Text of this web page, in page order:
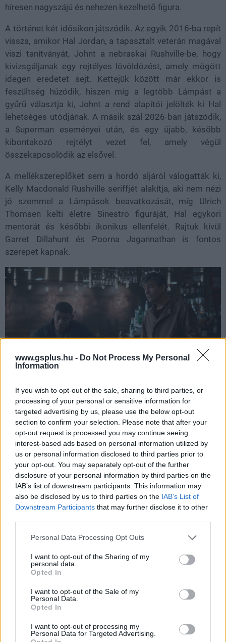
www.gsplus.hu - Do Not Process My Personal
Information
If you wish to opt-out of the sale, sharing to third parties, or
processing of your personal or sensitive information for
targeted advertising by us, please use the below opt-out
section to confirm your selection. Please note that after your
opt-out request is processed you may continue seeing
interest-based ads based on personal information utilized by
us or personal information disclosed to third parties prior to
your opt-out. You may separately opt-out of the further
disclosure of your personal information by third parties on the
IAB’s list of downstream participants. This information may
also be disclosed by us to third parties on the IAB’s List of
Downstream Participants that may further disclose it to other
Please note that this website/app uses one or more Google
not limited to your visit or usage behaviour. You may click to
grant or deny consent to Google and its third-party tags to
use your data for below specified purposes in below Google
consent section.
Personal Data Processing Opt Outs
I want to opt-out of the Sharing of my
personal data.
Opted In
I want to opt-out of the Sale of my
Personal Data.
Opted In
I want to opt-out of processing my
Personal Data for Targeted Advertising.
híresen nagyszájú és nehezen kezelhető figura.
A történet két idősíkon játszódik. Az egyik 2016-ba repít
vissza, amikor Hal Jordan, a tapasztalt veterán magával
viszi tanítványát, Johnt a nebraskai Rushville-be, hogy
kivizsgáljanak egy rejtélyes lövöldözést, amely mögött
idegen eredetet sejt. Kettejük között már ekkor is
feszültség húzódik, hiszen míg a legtöbb Lámpást a
gyűrű választja ki, Johnt a rend alapítói jelölték ki Hal
lehetséges utódjának. A másik szál 2026-ban játszódik,
a Superman eseményei után, és egy újabb, később
kibontakozó rejtélyt vezet fel, amely végül
összekapcsolódik az elsővel.
A mellékszereplőket sem a hordó aljáról válogatták ki,
Kelly Macdonald Rushville seriffjét alakítja, aki nem nézi
jó szemmel a Lámpások beavatkozását, míg Ulrich
Thomsen kelti életre Sinestro figuráját, Hal egykori
mentorát és későbbi ikonikus ellenfelét. Rajtuk kívül
Garret Dillahunt és Poorna Jagannathan is fontos
szerepet kapnak.
A sorozatot Chris Mundy jegyzi, aki Damon Lindeloffal és
Tom Kinggel közösen dolgozott a koncepción. Céljuk
egy olyan történet megalkotása volt, amely egyszerre
használja ki a Zöld Lámpások mitológiájának grandiózus
lehetőségeit, miközben egy érzelmileg is megfogható,
emberközeli krimit mesél el. A premierre már nem is kell
sokat várni, a Lámpások augusztus 17-én érkezik az
SMASH by Meló-Diák: Homok, zene és a nyár legjobb
hangulata – Jön a második forduló! (X)
Július végén folytatódik a balatoni strandröplabda-
sorozat.